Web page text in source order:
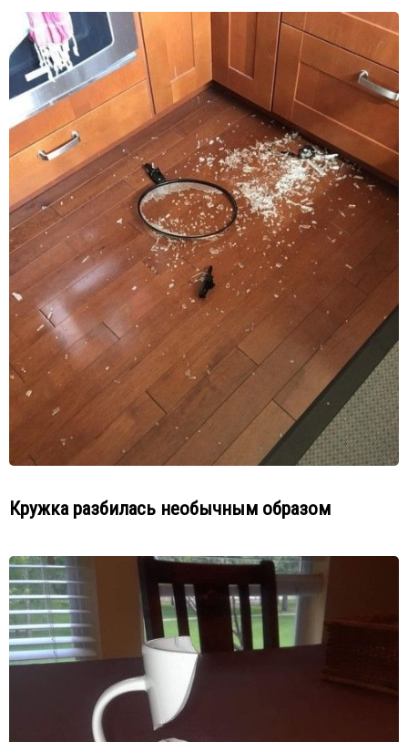
Кружка разбилась необычным образом